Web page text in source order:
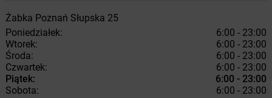
Żabka Poznań Słupska 25
Poniedziałek:
6:00 - 23:00
Wtorek:
6:00 - 23:00
Środa:
6:00 - 23:00
Czwartek:
6:00 - 23:00
Piątek:
6:00 - 23:00
Sobota:
6:00 - 23:00